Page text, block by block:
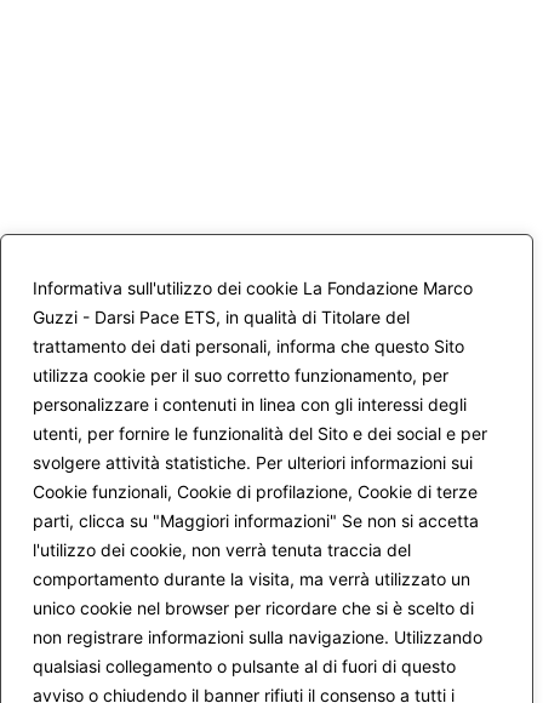
Informativa sull'utilizzo dei cookie La Fondazione Marco
Guzzi - Darsi Pace ETS, in qualità di Titolare del
trattamento dei dati personali, informa che questo Sito
utilizza cookie per il suo corretto funzionamento, per
personalizzare i contenuti in linea con gli interessi degli
utenti, per fornire le funzionalità del Sito e dei social e per
svolgere attività statistiche. Per ulteriori informazioni sui
Cookie funzionali, Cookie di profilazione, Cookie di terze
parti, clicca su "Maggiori informazioni" Se non si accetta
l'utilizzo dei cookie, non verrà tenuta traccia del
comportamento durante la visita, ma verrà utilizzato un
unico cookie nel browser per ricordare che si è scelto di
non registrare informazioni sulla navigazione. Utilizzando
qualsiasi collegamento o pulsante al di fuori di questo
avviso o chiudendo il banner rifiuti il consenso a tutti i